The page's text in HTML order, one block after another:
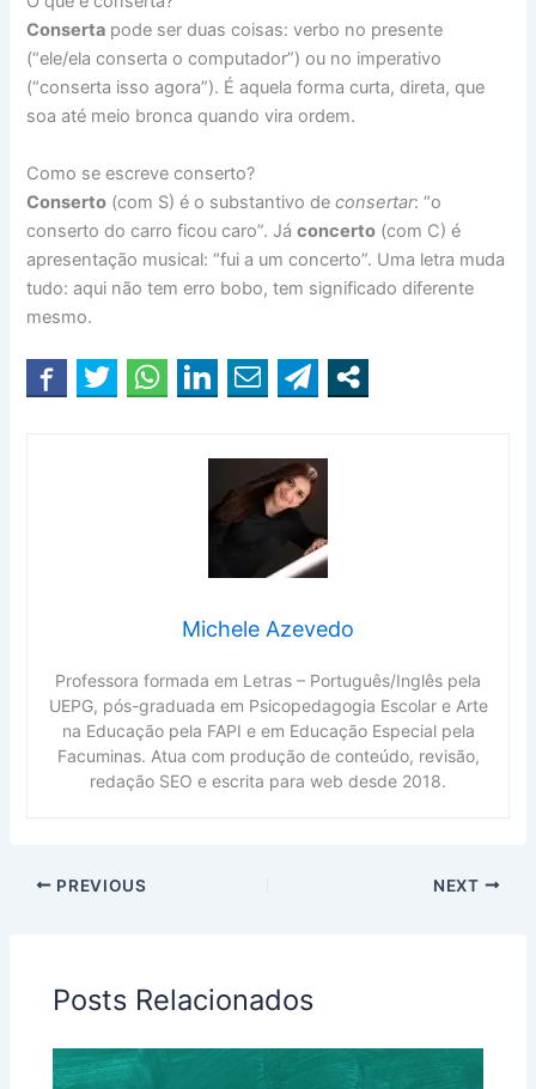
Conserta pode ser duas coisas: verbo no presente
(“ele/ela conserta o computador”) ou no imperativo
(“conserta isso agora”). É aquela forma curta, direta, que
soa até meio bronca quando vira ordem.
Como se escreve conserto?
Conserto (com S) é o substantivo deconsertar: “o
conserto do carro ficou caro”. Jáconcerto (com C) é
apresentação musical: “fui a um concerto”. Uma letra muda
tudo: aqui não tem erro bobo, tem significado diferente
mesmo.
Michele Azevedo
Professora formada em Letras – Português/Inglês pela
UEPG, pós-graduada em Psicopedagogia Escolar e Arte
na Educação pela FAPI e em Educação Especial pela
Facuminas. Atua com produção de conteúdo, revisão,
redação SEO e escrita para web desde 2018.
PREVIOUS NEXT
Posts Relacionados